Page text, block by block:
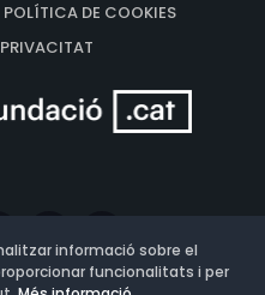
POLÍTICA DE COOKIES
informació sobre el
funcionalitats i per